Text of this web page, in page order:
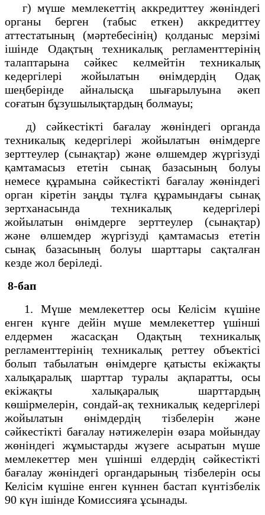
г) мүше мемлекеттің аккредиттеу жөніндегі
органы берген (табыс еткен) аккредиттеу
аттестатының (мәртебесінің) қолданыс мерзімі
ішінде Одақтың техникалық регламенттерінің
талаптарына сәйкес келмейтін техникалық
кедергілері жойылатын өнімдердің Одақ
шеңберінде айналысқа шығарылуына әкеп
соғатын бұзушылықтардың болмауы;
д) сәйкестікті бағалау жөніндегі органда
техникалық кедергілері жойылатын өнімдерге
зерттеулер (сынақтар) және өлшемдер жүргізуді
қамтамасыз ететін сынақ базасының болуы
немесе құрамына сәйкестікті бағалау жөніндегі
орган кіретін заңды тұлға құрамындағы сынақ
зертханасында техникалық кедергілері
жойылатын өнімдерге зерттеулер (сынақтар)
және өлшемдер жүргізуді қамтамасыз ететін
сынақ базасының болуы шарттары сақталған
кезде жол беріледі.
8-бап
1. Мүше мемлекеттер осы Келісім күшіне
енген күнге дейін мүше мемлекеттер үшінші
елдермен жасасқан Одақтың техникалық
регламенттерінің техникалық реттеу объектісі
болып табылатын өнімдерге қатысты екіжақты
халықаралық шарттар туралы ақпаратты, осы
екіжақты халықаралық шарттардың
көшірмелерін, сондай-ақ техникалық кедергілері
жойылатын өнімдердің тізбелерін және
сәйкестікті бағалау нәтижелерін өзара мойындау
жөніндегі жұмыстарды жүзеге асыратын мүше
мемлекеттер мен үшінші елдердің сәйкестікті
бағалау жөніндегі органдарының тізбелерін осы
Келісім күшіне енген күннен бастап күнтізбелік
90 күн ішінде Комиссияға ұсынады.